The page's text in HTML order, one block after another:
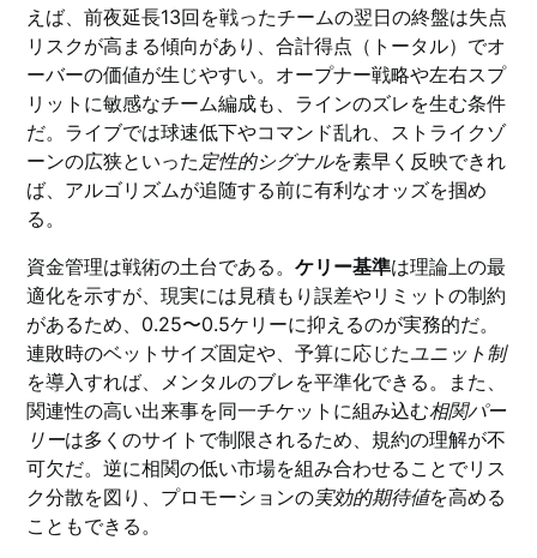
えば、前夜延長13回を戦ったチームの翌日の終盤は失点
リスクが高まる傾向があり、合計得点（トータル）でオ
ーバーの価値が生じやすい。オープナー戦略や左右スプ
リットに敏感なチーム編成も、ラインのズレを生む条件
だ。ライブでは球速低下やコマンド乱れ、ストライクゾ
ーンの広狭といった定性的シグナルを素早く反映できれ
ば、アルゴリズムが追随する前に有利なオッズを掴め
る。
資金管理は戦術の土台である。ケリー基準は理論上の最
適化を示すが、現実には見積もり誤差やリミットの制約
があるため、0.25〜0.5ケリーに抑えるのが実務的だ。
連敗時のベットサイズ固定や、予算に応じたユニット制
を導入すれば、メンタルのブレを平準化できる。また、
関連性の高い出来事を同一チケットに組み込む相関パー
リーは多くのサイトで制限されるため、規約の理解が不
可欠だ。逆に相関の低い市場を組み合わせることでリス
ク分散を図り、プロモーションの実効的期待値を高める
こともできる。